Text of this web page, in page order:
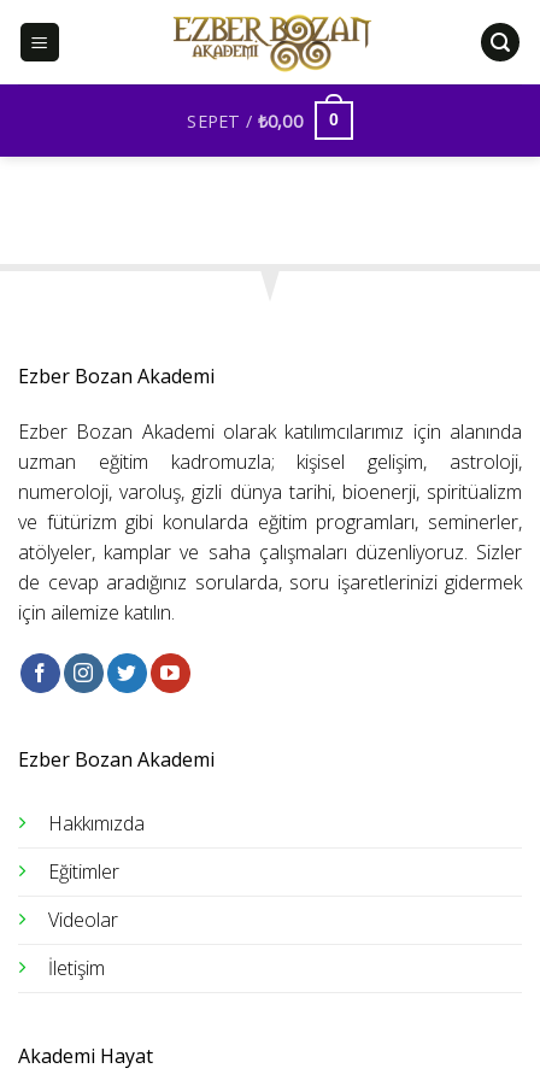
SEPET / ₺0,00 0
Ezber Bozan Akademi
Ezber Bozan Akademi olarak katılımcılarımız için alanında
uzman eğitim kadromuzla; kişisel gelişim, astroloji,
numeroloji, varoluş, gizli dünya tarihi, bioenerji, spiritüalizm
ve fütürizm gibi konularda eğitim programları, seminerler,
atölyeler, kamplar ve saha çalışmaları düzenliyoruz. Sizler
de cevap aradığınız sorularda, soru işaretlerinizi gidermek
için ailemize katılın.
Ezber Bozan Akademi
Hakkımızda
Eğitimler
Videolar
İletişim
Akademi Hayat